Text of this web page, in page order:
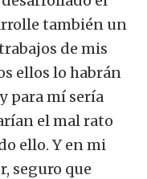
también un
de mis
ellos lo habrán
para mí sería
el mal rato
ello. Y en mi
seguro que